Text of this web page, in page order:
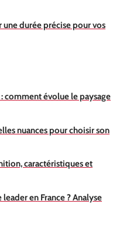
une durée précise pour vos
comment évolue le paysage
nuances pour choisir son
caractéristiques et
en France ? Analyse